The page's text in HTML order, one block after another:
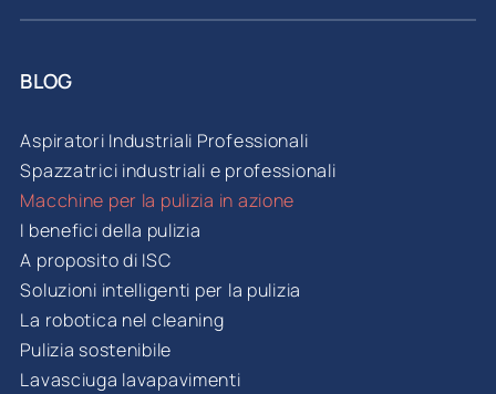
BLOG
Aspiratori Industriali Professionali
Spazzatrici industriali e professionali
Macchine per la pulizia in azione
I benefici della pulizia
A proposito di ISC
Soluzioni intelligenti per la pulizia
La robotica nel cleaning
Pulizia sostenibile
Lavasciuga lavapavimenti